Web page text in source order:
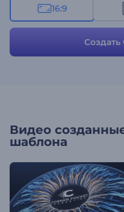
напишите слоган и
идеально подходит для
продуктов или услуг,
16:9
Создать
Видео
шаблона